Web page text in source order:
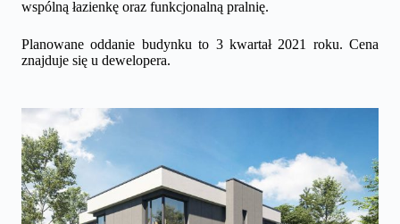
wspólną łazienkę oraz funkcjonalną pralnię.
Planowane oddanie budynku to 3 kwartał 2021 roku. Cena
znajduje się u dewelopera.